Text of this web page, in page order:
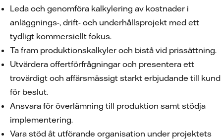
Leda och genomföra kalkylering av kostnader i
anläggnings-, drift- och underhållsprojekt med ett
tydligt kommersiellt fokus.
Ta fram produktionskalkyler och bistå vid prissättning.
Utvärdera offertförfrågningar och presentera ett
trovärdigt och affärsmässigt starkt erbjudande till kund
för beslut.
Ansvara för överlämning till produktion samt stödja
implementering.
Vara stöd åt utförande organisation under projektets